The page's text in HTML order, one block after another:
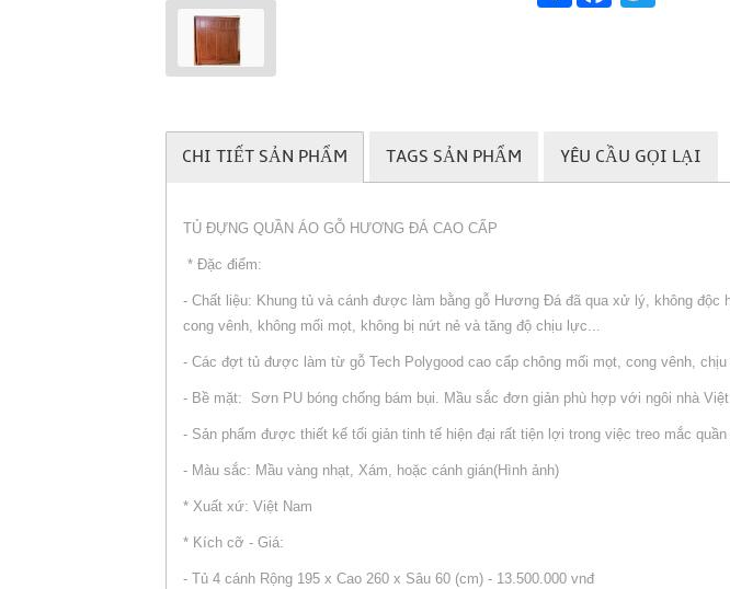
CHI TIẾT SẢN PHẨM TAGS SẢN PHẨM YÊU CẦU GỌI LẠI
TỦ ĐỰNG QUẦN ÁO GỖ HƯƠNG ĐÁ CAO CẤP
* Đặc điểm:
- Chất liệu: Khung tủ và cánh được làm bằng gỗ Hương Đá đã qua xử lý, không độc
cong vênh, không mối mọt, không bị nứt nẻ và tăng độ chịu lực...
- Các đợt tủ được làm từ gỗ Tech Polygood cao cấp chông mối mọt, cong vênh,
- Bề mặt: Sơn PU bóng chống bám bụi. Mầu sắc đơn giản phù hợp với ngôi nhà Việt
- Sản phẩm được thiết kế tối giản tinh tế hiện đại rất tiện lợi trong việc treo mắc quần
- Màu sắc: Mầu vàng nhạt, Xám, hoặc cánh gián(Hình ảnh)
* Xuất xứ: Việt Nam
* Kích cỡ - Giá:
- Tủ 4 cánh Rộng 195 x Cao 260 x Sâu 60 (cm) - 13.500.000 vnđ